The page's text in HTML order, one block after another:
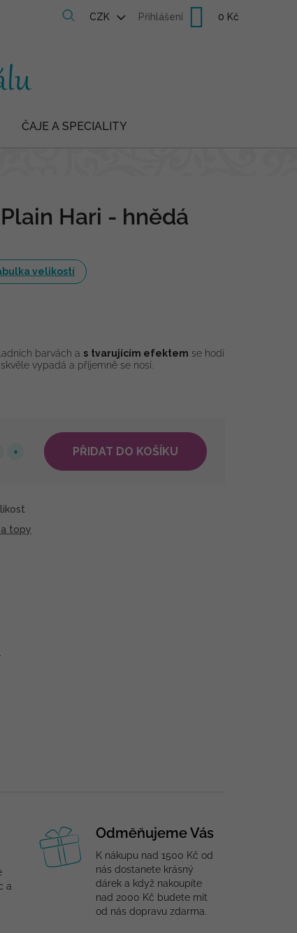
CZK Přihlášení
Nákupní
ČAJE A SPECIALITY
Hari - hnědá
PŘIDAT DO KOŠÍKU
velikostí
barvách a s tvarujícím efektem se hodí
skvěle vypadá a příjemně se nosí.
a topy
a
Odměňujeme Vás
K nákupu nad 1500 Kč od
nás dostanete krásný
dárek a když nakoupíte
nad 2000 Kč budete mít
od nás dopravu zdarma.